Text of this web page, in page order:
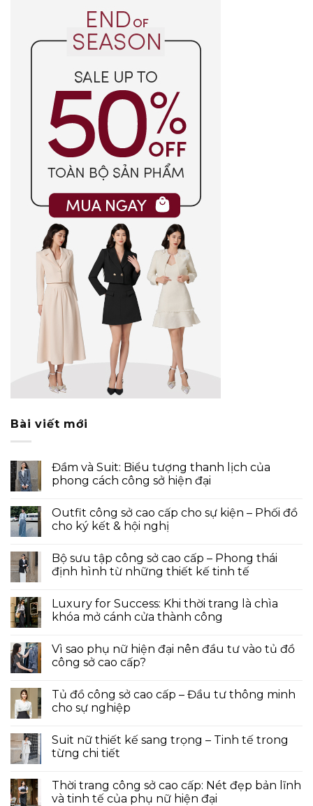
Bài viết mới
Đầm và Suit: Biểu tượng thanh lịch của
phong cách công sở hiện đại
Outfit công sở cao cấp cho sự kiện – Phối đồ
cho ký kết & hội nghị
Bộ sưu tập công sở cao cấp – Phong thái
định hình từ những thiết kế tinh tế
Luxury for Success: Khi thời trang là chìa
khóa mở cánh cửa thành công
Vì sao phụ nữ hiện đại nên đầu tư vào tủ đồ
công sở cao cấp?
Tủ đồ công sở cao cấp – Đầu tư thông minh
cho sự nghiệp
Suit nữ thiết kế sang trọng – Tinh tế trong
từng chi tiết
Thời trang công sở cao cấp: Nét đẹp bản lĩnh
và tinh tế của phụ nữ hiện đại